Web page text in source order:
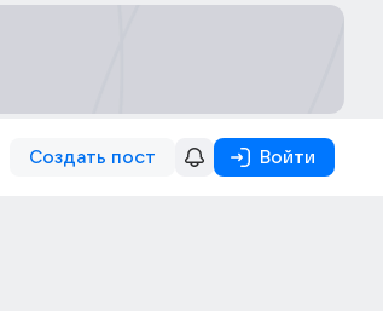
Создать пост Войти